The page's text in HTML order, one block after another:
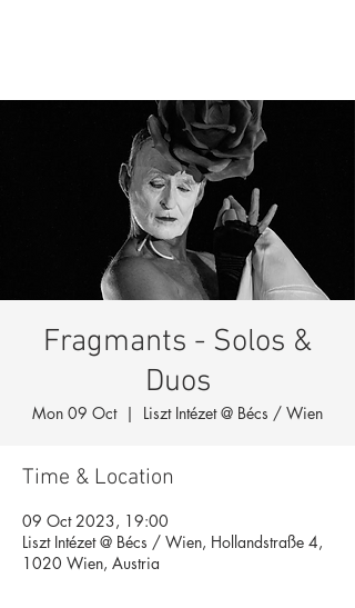
Fragmants - Solos &
Duos
Mon 09 Oct
  |
Liszt Intézet @ Bécs / Wien
Time & Location
09 Oct 2023, 19:00
Liszt Intézet @ Bécs / Wien, Hollandstraße 4,
1020 Wien, Austria